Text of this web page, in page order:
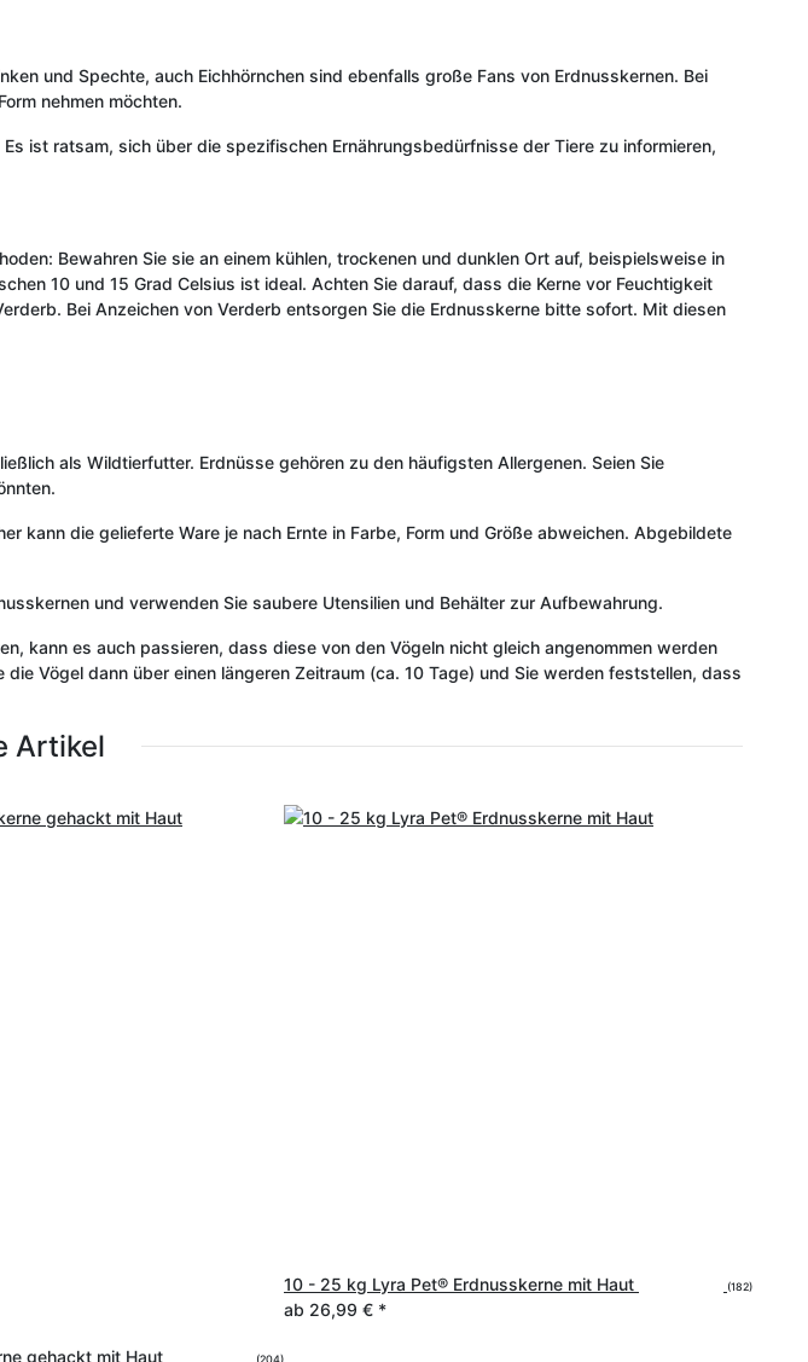
und Spechte, auch Eichhörnchen sind ebenfalls große Fans von Erdnusskernen. Bei
nehmen möchten.
ist ratsam, sich über die spezifischen Ernährungsbedürfnisse der Tiere zu informieren,
Bewahren Sie sie an einem kühlen, trockenen und dunklen Ort auf, beispielsweise in
10 und 15 Grad Celsius ist ideal. Achten Sie darauf, dass die Kerne vor Feuchtigkeit
Bei Anzeichen von Verderb entsorgen Sie die Erdnusskerne bitte sofort. Mit diesen
als Wildtierfutter. Erdnüsse gehören zu den häufigsten Allergenen. Seien Sie
kann die gelieferte Ware je nach Ernte in Farbe, Form und Größe abweichen. Abgebildete
und verwenden Sie saubere Utensilien und Behälter zur Aufbewahrung.
kann es auch passieren, dass diese von den Vögeln nicht gleich angenommen werden
Vögel dann über einen längeren Zeitraum (ca. 10 Tage) und Sie werden feststellen, dass
Artikel
gehackt mit Haut (204)
10 - 25 kg Lyra Pet® Erdnusskerne mit Haut (182)
ab 26,99 € *